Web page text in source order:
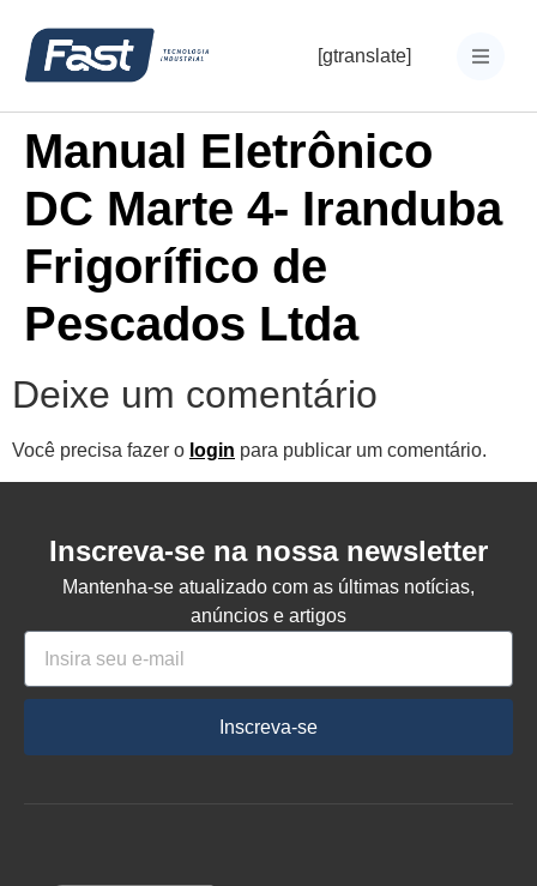
[gtranslate]
Manual Eletrônico
DC Marte 4- Iranduba
Frigorífico de
Pescados Ltda
Deixe um comentário
Você precisa fazer o login para publicar um comentário.
Inscreva-se na nossa newsletter
Mantenha-se atualizado com as últimas notícias,
anúncios e artigos
Inscreva-se